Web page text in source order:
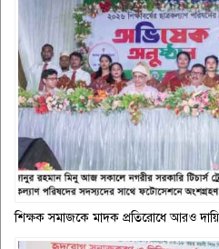
শিক্ষক সমাজকে মাদক প্রতিরোধে আরও